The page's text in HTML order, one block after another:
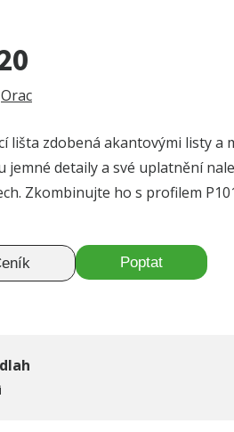
Orac
lišta zdobená akantovými listy a
jemné detaily a své uplatnění
Zkombinujte ho s profilem
Poptat